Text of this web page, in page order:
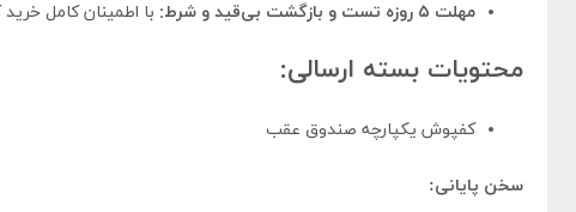
مهلت ۵ روزه تست و بازگشت بی‌قید و شرط:
با اطمینان کامل
محتویات بسته ارسالی:
کفپوش یکپارچه صندوق عقب
سخن پایانی: